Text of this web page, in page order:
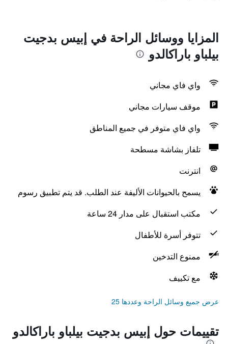
المزايا ووسائل الراحة في إبيس بدجيت
بيلباو باراكالدو
واي فاي مجاني
موقف سيارات مجاني
واي فاي متوفر في جميع المناطق
تلفاز بشاشة مسطحة
انترنت
يسمح بالحيوانات الأليفة عند الطلب. قد يتم تطبيق رسوم
مكتب استقبال على مدار 24 ساعة
تتوفر أسرة للأطفال
ممنوع التدخين
مع تكييف
عرض جميع وسائل الراحة وعددها 25
تقييمات حول إبيس بدجيت بيلباو باراكالدو